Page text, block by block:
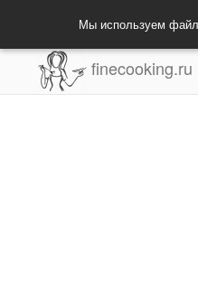
Мы используем
finecooking.ru